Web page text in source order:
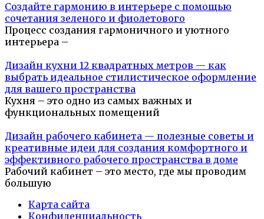
Создайте гармонию в интерьере с помощью
сочетания зеленого и фиолетового
Процесс создания гармоничного и уютного
интерьера –
Дизайн кухни 12 квадратных метров — как
выбрать идеальное стилистическое оформление
для вашего пространства
Кухня – это одно из самых важных и
функциональных помещений
Дизайн рабочего кабинета — полезные советы и
креативные идеи для создания комфортного и
эффективного рабочего пространства в доме
Рабочий кабинет – это место, где мы проводим
большую
Карта сайта
Конфиденциальность